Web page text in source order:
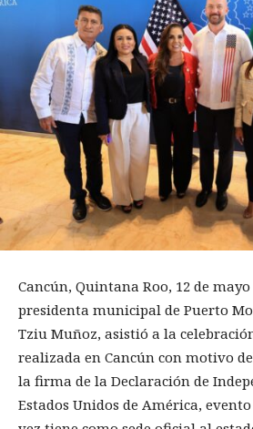
Cancún, Quintana Roo, 12 de
presidenta municipal de Puerto
Tziu Muñoz, asistió a la
realizada en Cancún con motivo
la firma de la Declaración de
Estados Unidos de América,